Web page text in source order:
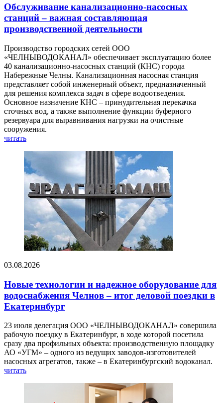
Обслуживание канализационно-насосных
станций – важная составляющая
производственной деятельности
Производство городских сетей ООО
«ЧЕЛНЫВОДОКАНАЛ» обеспечивает эксплуатацию более
40 канализационно-насосных станций (КНС) города
Набережные Челны. Канализационная насосная станция
представляет собой инженерный объект, предназначенный
для решения комплекса задач в сфере водоотведения.
Основное назначение КНС – принудительная перекачка
сточных вод, а также выполнение функции буферного
резервуара для выравнивания нагрузки на очистные
сооружения.
читать
03.08.2026
Новые технологии и надежное оборудование для
водоснабжения Челнов – итог деловой поездки в
Екатеринбург
23 июля делегация ООО «ЧЕЛНЫВОДОКАНАЛ» совершила
рабочую поездку в Екатеринбург, в ходе которой посетила
сразу два профильных объекта: производственную площадку
АО «УГМ» – одного из ведущих заводов-изготовителей
насосных агрегатов, также – в Екатеринбургский водоканал.
читать